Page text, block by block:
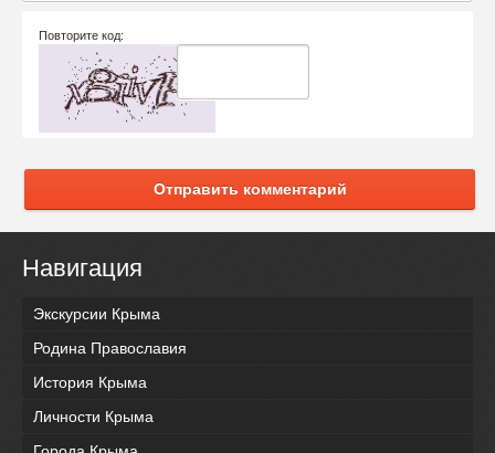
Повторите код:
Отправить комментарий
Навигация
Экскурсии Крыма
Родина Православия
История Крыма
Личности Крыма